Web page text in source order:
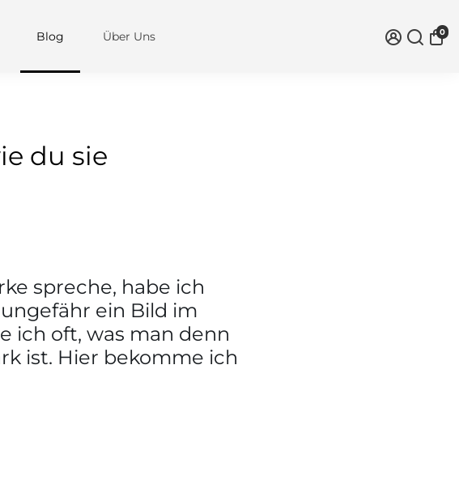
Blog Über Uns 0
du sie
spreche, habe ich
ein Bild im
ich oft, was man denn
ist. Hier bekomme ich